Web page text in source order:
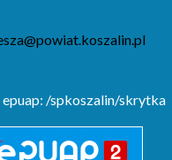
epuap: /spkoszalin/skrytka